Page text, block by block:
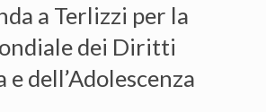
a Terlizzi per la
dei Diritti
e dell’Adolescenza